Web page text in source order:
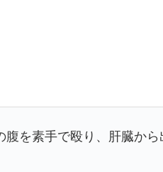
を素手で殴り、肝臓か